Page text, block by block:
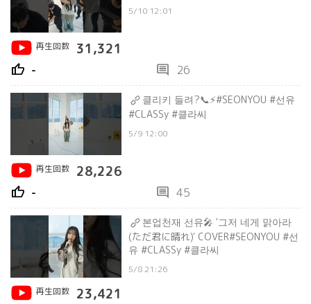
5/10 12:01
再生回数 31,321
thumb_up - comment 26
클리키 들려?📞⚡️#SEONYOU #선유
#CLASSy #클라씨
5/9 12:00
再生回数 28,226
thumb_up - comment 45
본업천재 선유🎤 '그저 네게 맑아라
(ただ君に晴れ)' COVER#SEONYOU #선
유 #CLASSy #클라씨
5/8 21:26
再生回数
23,421